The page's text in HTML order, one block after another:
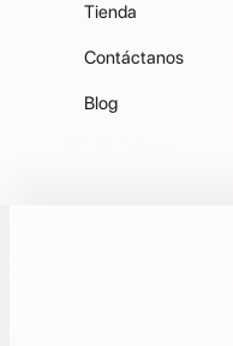
Tienda
Contáctanos
Blog